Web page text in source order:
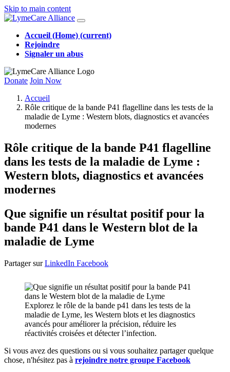
Skip to main content
Accueil (Home) (current)
Rejoindre
Signaler un abus
Donate Join Now
Accueil
Rôle critique de la bande P41 flagelline dans les tests de la
maladie de Lyme : Western blots, diagnostics et avancées
modernes
Rôle critique de la bande P41 flagelline
dans les tests de la maladie de Lyme :
Western blots, diagnostics et avancées
modernes
Que signifie un résultat positif pour la
bande P41 dans le Western blot de la
maladie de Lyme
Partager sur LinkedIn Facebook
Explorez le rôle de la bande p41 dans les tests de la
maladie de Lyme, les Western blots et les diagnostics
avancés pour améliorer la précision, réduire les
réactivités croisées et détecter l’infection.
Si vous avez des questions ou si vous souhaitez partager quelque
chose, n'hésitez pas à rejoindre notre groupe Facebook